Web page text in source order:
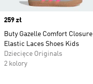
Price
259 zł
Buty Gazelle Comfort Closure
Elastic Laces Shoes Kids
Dziecięce Originals
2 kolory